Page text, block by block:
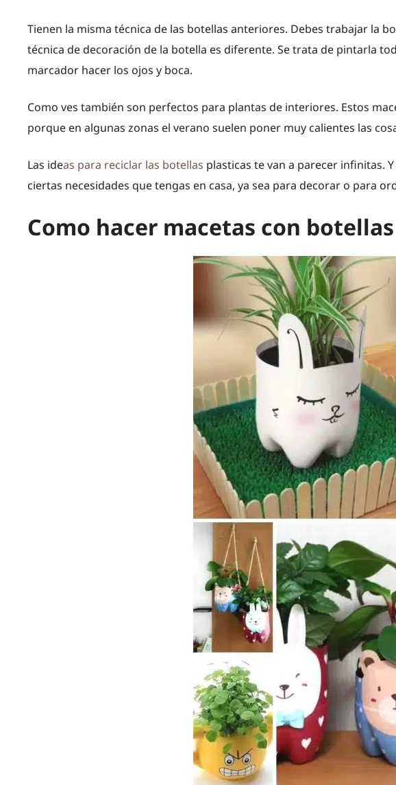
Tienen la misma técnica de las botellas anteriores. Debes trabajar la
técnica de decoración de la botella es diferente. Se trata de pintarla
marcador hacer los ojos y boca.
Como ves también son perfectos para plantas de interiores. Estos
porque en algunas zonas el verano suelen poner muy calientes las
Las ideas para reciclar las botellas plasticas te van a parecer infinitas.
ciertas necesidades que tengas en casa, ya sea para decorar o para
Como hacer macetas con